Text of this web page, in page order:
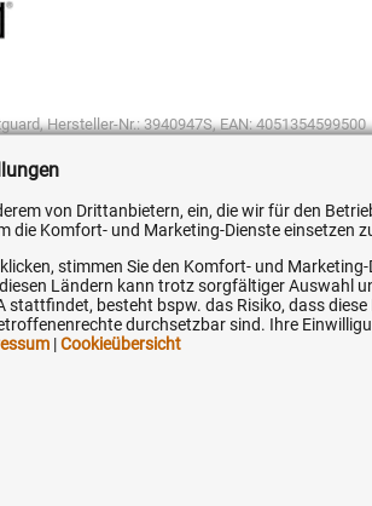
,Hersteller-Nr.: 3940947S,EAN: 4051354599500
520
Hilfe & Service
Versandkosten
von Drittanbietern, ein, die wir für den
die Komfort- und Marketing-Dienste einsetzen
klicken, stimmen Sie den Komfort- und
diesen Ländern kann trotz sorgfältiger
stattfindet, besteht bspw. das Risiko, dass
durchsetzbar sind. Ihre
|Cookieübersicht